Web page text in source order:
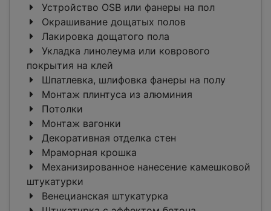
Устройство OSB или фанеры на пол
Окрашивание дощатых полов
Лакировка дощатого пола
Укладка линолеума или коврового
покрытия на клей
Шпатлевка, шлифовка фанеры на полу
Монтаж плинтуса из алюминия
Потолки
Монтаж вагонки
Декоративная отделка стен
Мраморная крошка
Механизированное нанесение камешковой
штукатурки
Венецианская штукатурка